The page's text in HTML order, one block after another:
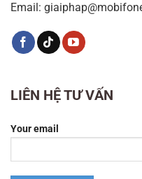
Email:
LIÊN HỆ TƯ VẤN
Your email